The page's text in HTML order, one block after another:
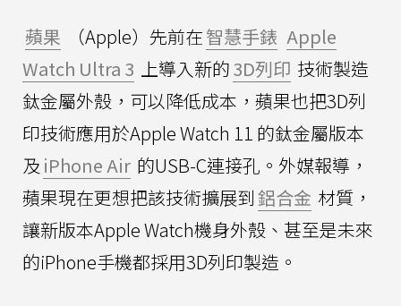
蘋果 （Apple）先前在智慧手錶 Apple
Watch Ultra 3 上導入新的3D列印 技術製造
鈦金屬外殼，可以降低成本，蘋果也把3D列
印技術應用於Apple Watch 11 的鈦金屬版本
及 iPhone Air 的USB-C連接孔。外媒報導，
蘋果現在更想把該技術擴展到鋁合金 材質，
讓新版本Apple Watch機身外殼、甚至是未來
的iPhone手機都採用3D列印製造。